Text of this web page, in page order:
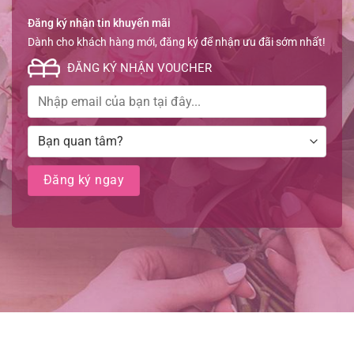
Đăng ký nhận tin khuyến mãi
Dành cho khách hàng mới, đăng ký để nhận ưu đãi sớm nhất!
ĐĂNG KÝ NHẬN VOUCHER